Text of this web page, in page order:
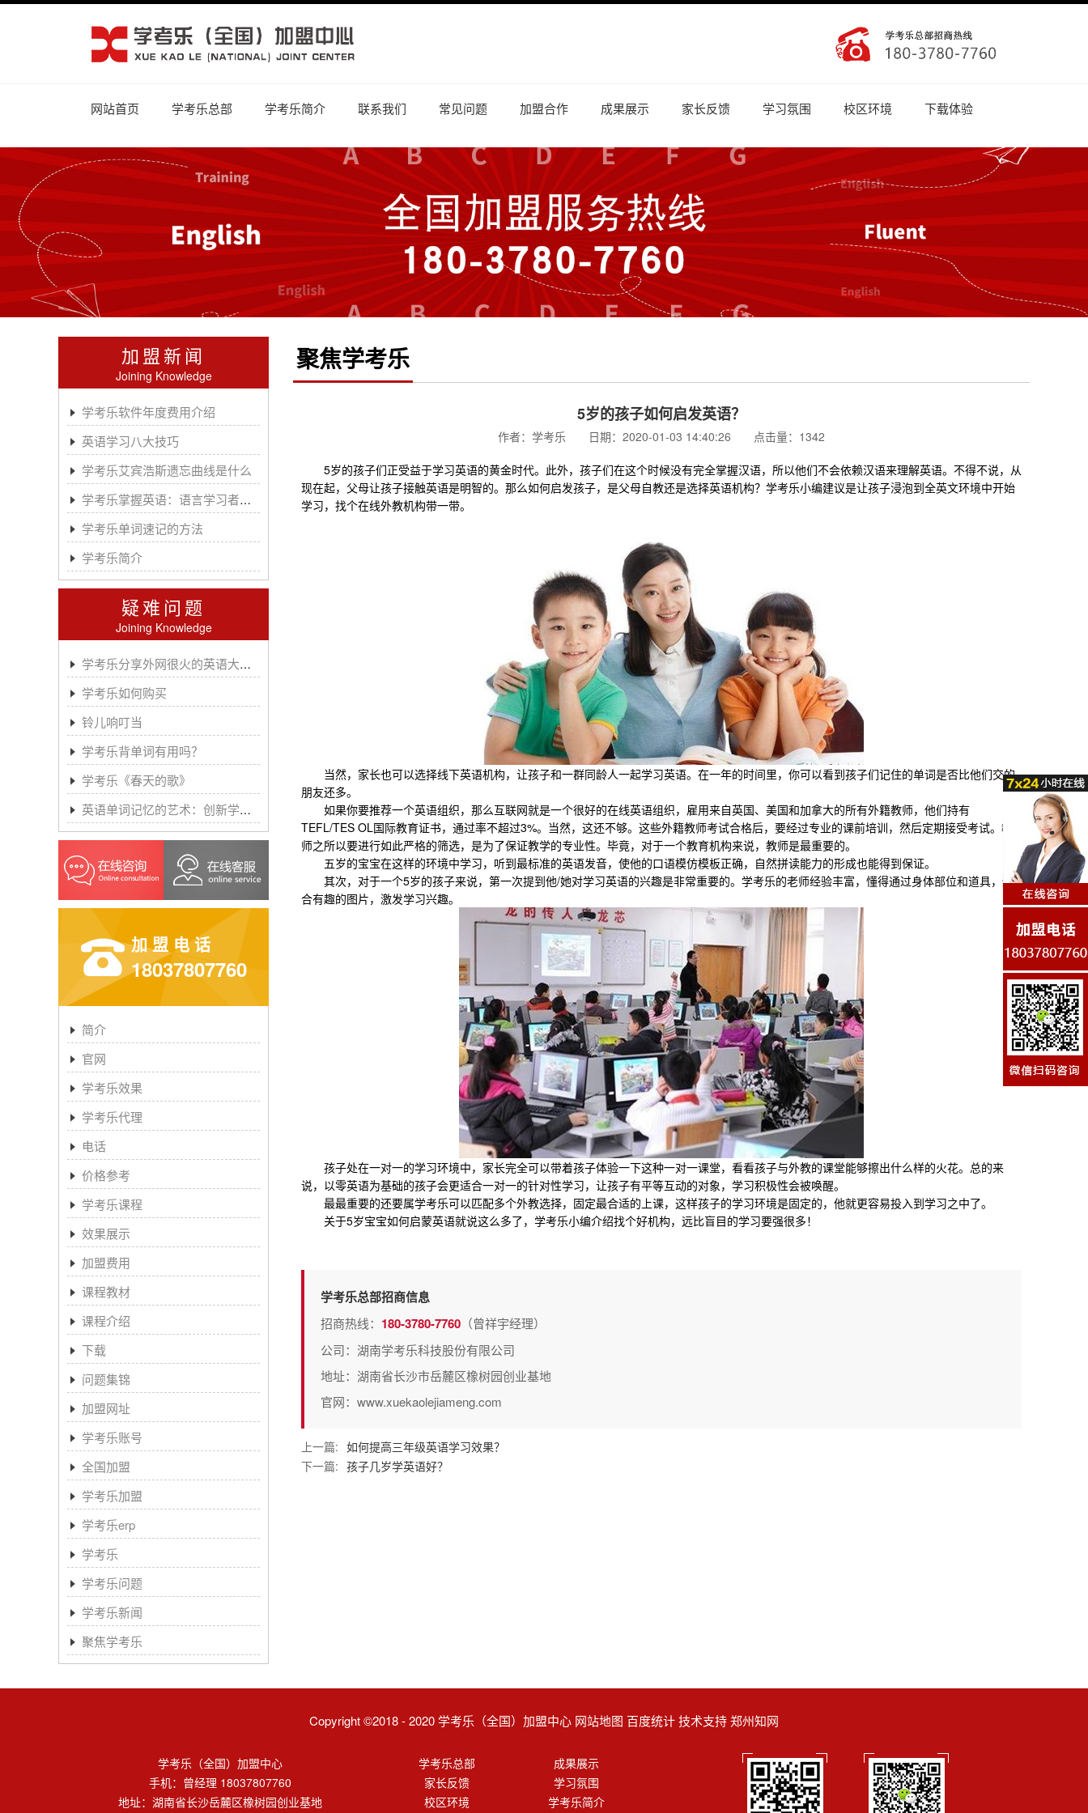
网站首页 学考乐总部 学考乐简介 联系我们 常见问题 加盟合作 成果展示 家长反馈 学习氛围 校区环境 下载体验
加盟新闻
Joining Knowledge
学考乐软件年度费用介绍
英语学习八大技巧
学考乐艾宾浩斯遗忘曲线是什么
学考乐掌握英语：语言学习者的有效方法
学考乐单词速记的方法
学考乐简介
疑难问题
Joining Knowledge
学考乐分享外网很火的英语大神A.J.HOGE
学考乐如何购买
铃儿响叮当
学考乐背单词有用吗？
学考乐《春天的歌》
英语单词记忆的艺术：创新学习方法与学考乐的魔力
加盟电话
18037807760
简介
官网
学考乐效果
学考乐代理
电话
价格参考
学考乐课程
效果展示
加盟费用
课程教材
课程介绍
下载
问题集锦
加盟网址
学考乐账号
全国加盟
学考乐加盟
学考乐erp
学考乐
学考乐问题
学考乐新闻
聚焦学考乐
聚焦学考乐
5岁的孩子如何启发英语？
作者：学考乐 日期：2020-01-03 14:40:26 点击量：1342
5岁的孩子们正受益于学习英语的黄金时代。此外，孩子们在这个时候没有完全掌握汉语，所以他们不会依赖汉语来理解英语。不得不说，从
现在起，父母让孩子接触英语是明智的。那么如何启发孩子，是父母自教还是选择英语机构？学考乐小编建议是让孩子浸泡到全英文环境中开始
学习，找个在线外教机构带一带。
当然，家长也可以选择线下英语机构，让孩子和一群同龄人一起学习英语。在一年的时间里，你可以看到孩子们记住的单词是否比他们交的
朋友还多。
如果你要推荐一个英语组织，那么互联网就是一个很好的在线英语组织，雇用来自英国、美国和加拿大的所有外籍教师，他们持有
TEFL/TES OL国际教育证书，通过率不超过3%。当然，这还不够。这些外籍教师考试合格后，要经过专业的课前培训，然后定期接受考试。教
师之所以要进行如此严格的筛选，是为了保证教学的专业性。毕竟，对于一个教育机构来说，教师是最重要的。
五岁的宝宝在这样的环境中学习，听到最标准的英语发音，使他的口语模仿模板正确，自然拼读能力的形成也能得到保证。
其次，对于一个5岁的孩子来说，第一次提到他/她对学习英语的兴趣是非常重要的。学考乐的老师经验丰富，懂得通过身体部位和道具，结
合有趣的图片，激发学习兴趣。
孩子处在一对一的学习环境中，家长完全可以带着孩子体验一下这种一对一课堂，看看孩子与外教的课堂能够擦出什么样的火花。总的来
说，以零英语为基础的孩子会更适合一对一的针对性学习，让孩子有平等互动的对象，学习积极性会被唤醒。
最最重要的还要属学考乐可以匹配多个外教选择，固定最合适的上课，这样孩子的学习环境是固定的，他就更容易投入到学习之中了。
关于5岁宝宝如何启蒙英语就说这么多了，学考乐小编介绍找个好机构，远比盲目的学习要强很多！
学考乐总部招商信息
招商热线： 180-3780-7760 （曾祥宇经理）
公司：湖南学考乐科技股份有限公司
地址：湖南省长沙市岳麓区橡树园创业基地
官网：www.xuekaolejiameng.com
上一篇: 如何提高三年级英语学习效果？
下一篇: 孩子几岁学英语好？
Copyright ©2018 - 2020 学考乐（全国）加盟中心 网站地图 百度统计 技术支持 郑州知网
学考乐（全国）加盟中心
手机：曾经理 18037807760
地址：湖南省长沙岳麓区橡树园创业基地
学考乐总部
成果展示
家长反馈
学习氛围
校区环境
学考乐简介